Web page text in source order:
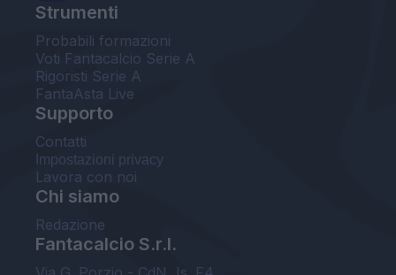
Strumenti
Probabili formazioni
Voti Fantacalcio Serie A
Rigoristi Serie A
FantaAsta Live
Supporto
Contatti
Impostazioni privacy
Lavora con noi
Chi siamo
Redazione
Fantacalcio S.r.l.